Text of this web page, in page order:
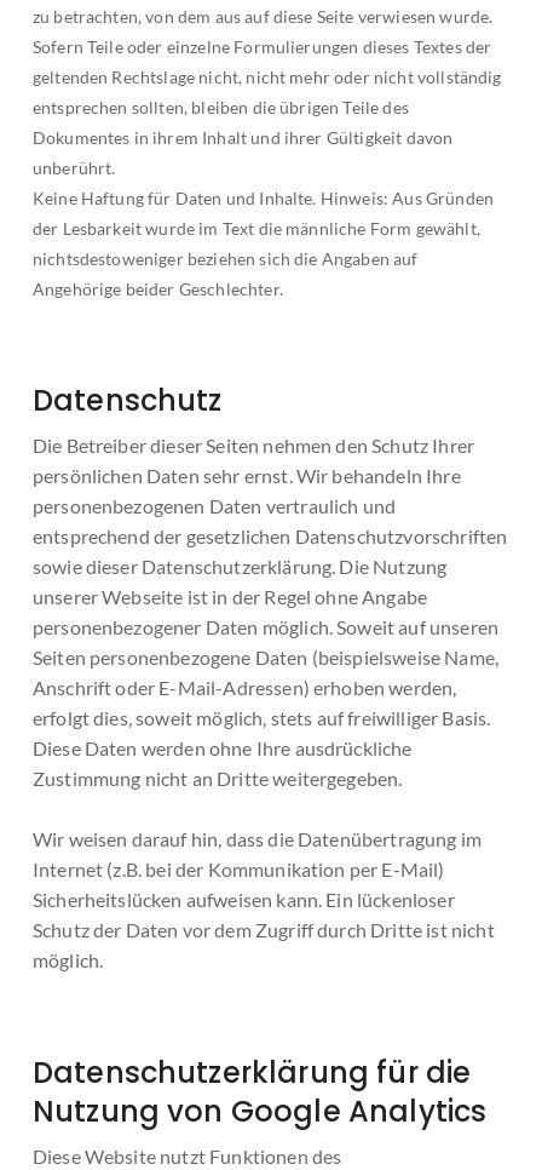
zu betrachten, von dem aus auf diese Seite verwiesen wurde.
Sofern Teile oder einzelne Formulierungen dieses Textes der
geltenden Rechtslage nicht, nicht mehr oder nicht vollständig
entsprechen sollten, bleiben die übrigen Teile des
Dokumentes in ihrem Inhalt und ihrer Gültigkeit davon
unberührt.
Keine Haftung für Daten und Inhalte. Hinweis: Aus Gründen
der Lesbarkeit wurde im Text die männliche Form gewählt,
nichtsdestoweniger beziehen sich die Angaben auf
Angehörige beider Geschlechter.
Datenschutz
Die Betreiber dieser Seiten nehmen den Schutz Ihrer
persönlichen Daten sehr ernst. Wir behandeln Ihre
personenbezogenen Daten vertraulich und
entsprechend der gesetzlichen Datenschutzvorschriften
sowie dieser Datenschutzerklärung. Die Nutzung
unserer Webseite ist in der Regel ohne Angabe
personenbezogener Daten möglich. Soweit auf unseren
Seiten personenbezogene Daten (beispielsweise Name,
Anschrift oder E-Mail-Adressen) erhoben werden,
erfolgt dies, soweit möglich, stets auf freiwilliger Basis.
Diese Daten werden ohne Ihre ausdrückliche
Zustimmung nicht an Dritte weitergegeben.
Wir weisen darauf hin, dass die Datenübertragung im
Internet (z.B. bei der Kommunikation per E-Mail)
Sicherheitslücken aufweisen kann. Ein lückenloser
Schutz der Daten vor dem Zugriff durch Dritte ist nicht
möglich.
Datenschutzerklärung für die
Nutzung von Google Analytics
Diese Website nutzt Funktionen des